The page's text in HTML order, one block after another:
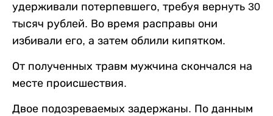
удерживали потерпевшего, требуя вернуть 30
тысяч рублей. Во время расправы они
избивали его, а затем облили кипятком.
От полученных травм мужчина скончался на
месте происшествия.
Двое подозреваемых задержаны. По данным